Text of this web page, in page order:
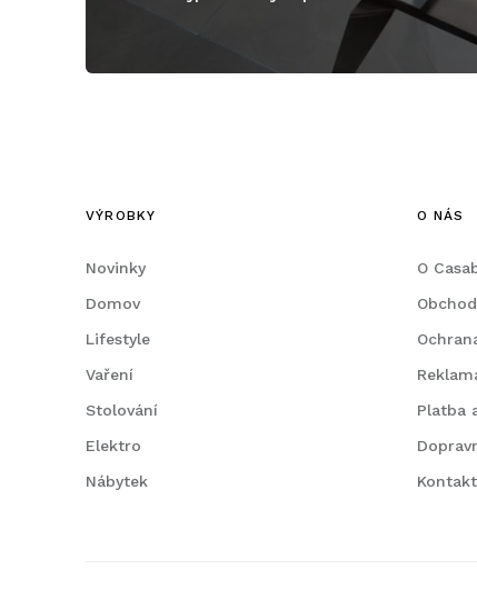
VÝROBKY
Novinky
Domov
Lifestyle
Vaření
Stolování
Elektro
Nábytek
O NÁS
O
Platba